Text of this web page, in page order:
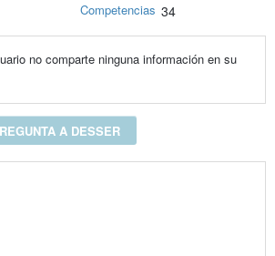
Competencias 34
no comparte ninguna información en su
A DESSER